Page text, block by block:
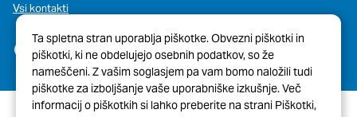
Vsi kontakti
Ta spletna stran uporablja piškotke. Obvezni piškotki in
piškotki, ki ne obdelujejo osebnih podatkov, so že
nameščeni. Z vašim soglasjem pa vam bomo naložili tudi
piškotke za izboljšanje vaše uporabniške izkušnje. Več
informacij o piškotkih si lahko preberite na strani Piškotki,